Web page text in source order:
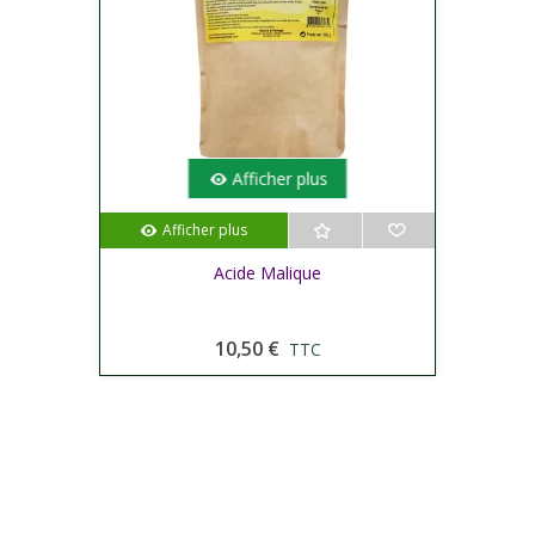
Afficher plus
Afficher plus
Acide Malique
10,50 € TTC